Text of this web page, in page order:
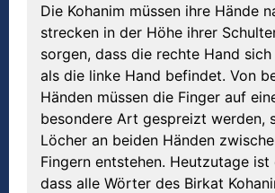
Die Kohanim müssen ihre Hände
strecken in der Höhe ihrer
sorgen, dass die rechte Hand
als die linke Hand befindet. Von
Händen müssen die Finger auf
besondere Art gespreizt werden,
Löcher an beiden Händen
Fingern entstehen. Heutzutage ist
dass alle Wörter des Birkat